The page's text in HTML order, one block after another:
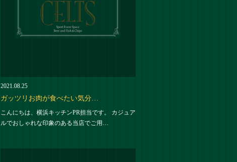
2021.08.25
ガッツリお肉が食べたい気分…
こんにちは、横浜キッチンPR担当です。 カジュア
ルでおしゃれな印象のある当店でご用…